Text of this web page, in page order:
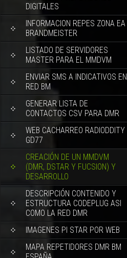
DIGITALES
INFORMACION REPES ZONA EA
BRANDMEISTER
LISTADO DE SERVIDORES
MASTER PARA EL MMDVM
ENVIAR SMS A INDICATIVOS EN
RED BM
GENERAR LISTA DE
CONTACTOS CSV PARA DMR
WEB CACHARREO RADIODDITY
GD77
CREACIÓN DE UN MMDVM
(DMR, DSTAR Y FUCSION) Y
DESARROLLO
DESCRIPCIÓN CONTENIDO Y
ESTRUCTURA CODEPLUG ASI
COMO LA RED DMR
IMAGENES PI STAR POR WEB
MAPA REPETIDORES DMR BM